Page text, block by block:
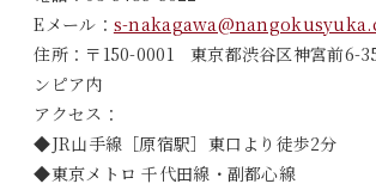
Eメール： s-
住所：〒150-0001 東京都渋谷区神宮前6-
ンピア内
アクセス：
◆JR山手線［原宿駅］東口より徒歩2分
◆東京メトロ 千代田線・副都心線